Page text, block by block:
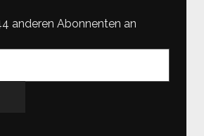
anderen Abonnenten an